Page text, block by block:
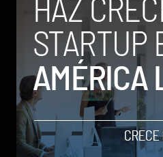
con modelos
generativa de
ChatGPT
de OpenAI que
productividad
Spotify
gestionadas
gratuito en seis